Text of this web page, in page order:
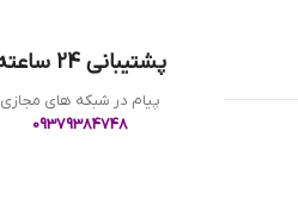
پشتیبانی 24 ساعته
پیام در شبکه های مجازی
09379384748